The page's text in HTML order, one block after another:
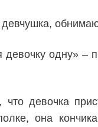
одну» –
девочка
она